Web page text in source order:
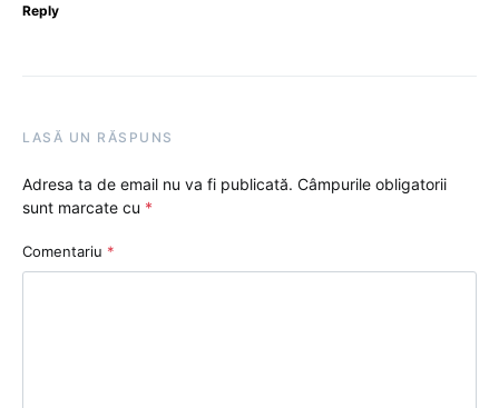
Reply
LASĂ UN RĂSPUNS
Adresa ta de email nu va fi publicată. Câmpurile obligatorii
sunt marcate cu *
Comentariu *